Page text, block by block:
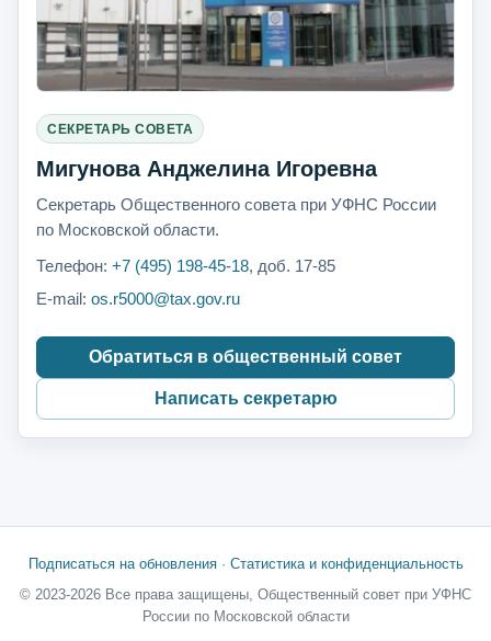
СЕКРЕТАРЬ СОВЕТА
Мигунова Анджелина Игоревна
Секретарь Общественного совета при УФНС России
по Московской области.
Телефон: +7 (495) 198-45-18, доб. 17-85
E-mail: os.r5000@tax.gov.ru
Обратиться в общественный совет
Написать секретарю
Подписаться на обновления· Статистика и конфиденциальность
© 2023-2026 Все права защищены, Общественный совет при УФНС
России по Московской области